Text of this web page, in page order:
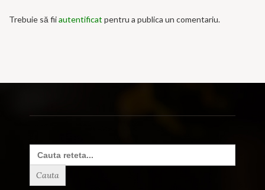
Trebuie să fiiautentificat pentru a publica un comentariu.
Search
for: